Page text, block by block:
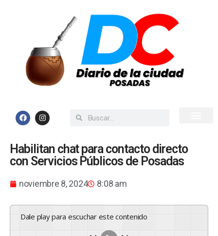
Habilitan chat para contacto directo
con Servicios Públicos de Posadas
noviembre 8, 2024 8:08 am
Dale play para escuchar este contenido